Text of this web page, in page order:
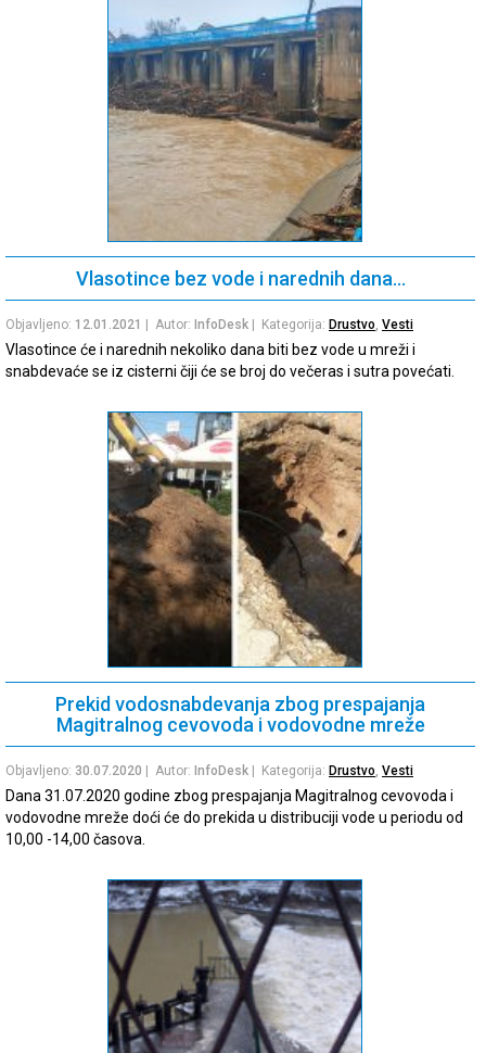
Vlasotince bez vode i narednih dana…
Objavljeno: 12.01.2021 | Autor: InfoDesk | Kategorija: Drustvo, Vesti
Vlasotince će i narednih nekoliko dana biti bez vode u mreži i
snabdevaće se iz cisterni čiji će se broj do večeras i sutra povećati.
Prekid vodosnabdevanja zbog prespajanja
Magitralnog cevovoda i vodovodne mreže
Objavljeno: 30.07.2020 | Autor: InfoDesk | Kategorija: Drustvo Vesti
Dana 31.07.2020 godine zbog prespajanja Magitralnog cevovoda i
vodovodne mreže doći će do prekida u distribuciji vode u periodu od
10,00 -14,00 časova.